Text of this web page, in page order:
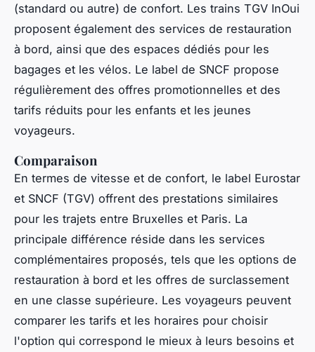
(standard ou autre) de confort. Les trains TGV InOui
proposent également des services de restauration
à bord, ainsi que des espaces dédiés pour les
bagages et les vélos. Le label de SNCF propose
régulièrement des offres promotionnelles et des
tarifs réduits pour les enfants et les jeunes
voyageurs.
Comparaison
En termes de vitesse et de confort, le label Eurostar
et SNCF (TGV) offrent des prestations similaires
pour les trajets entre Bruxelles et Paris. La
principale différence réside dans les services
complémentaires proposés, tels que les options de
restauration à bord et les offres de surclassement
en une classe supérieure. Les voyageurs peuvent
comparer les tarifs et les horaires pour choisir
l'option qui correspond le mieux à leurs besoins et